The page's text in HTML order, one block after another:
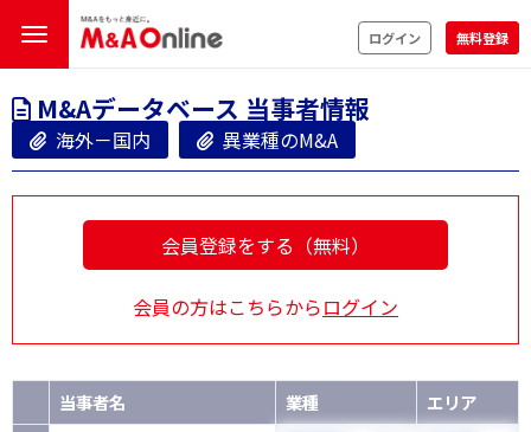
ログイン 無料登録
M&Aデータベース 当事者情報
海外－国内 異業種のM&A
会員登録をする（無料）
会員の方はこちらからログイン
当事者名 業種
エリア